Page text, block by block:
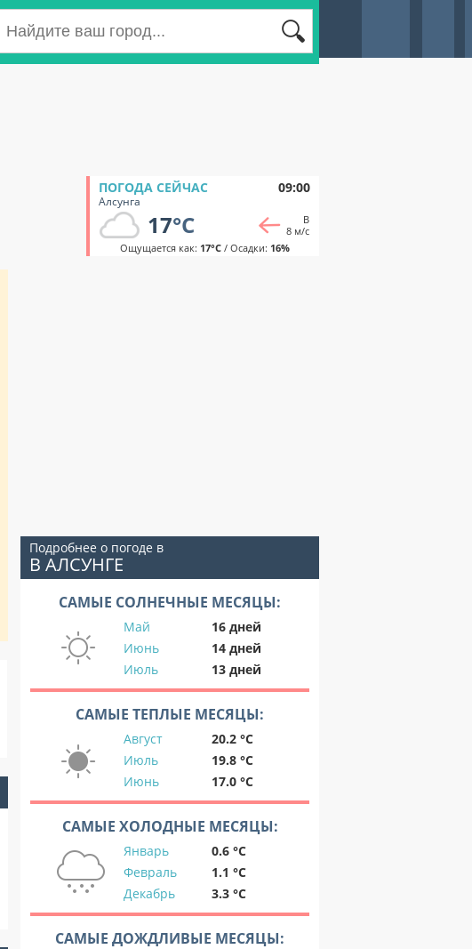
ПОГОДА СЕЙЧАС 09:00
Алсунга
17°C
В
8 м/с
Ощущается как: 17°C/ Осадки: 16%
Подробнее о погоде в
В АЛСУНГЕ
САМЫЕ СОЛНЕЧНЫЕ МЕСЯЦЫ:
Май
16 дней
Июнь
14 дней
Июль
13 дней
САМЫЕ ТЕПЛЫЕ МЕСЯЦЫ:
Август
20.2 °C
Июль
19.8 °C
Июнь
17.0 °C
САМЫЕ ХОЛОДНЫЕ МЕСЯЦЫ:
Январь
0.6 °C
Февраль
1.1 °C
Декабрь
3.3 °C
САМЫЕ ДОЖДЛИВЫЕ МЕСЯЦЫ: